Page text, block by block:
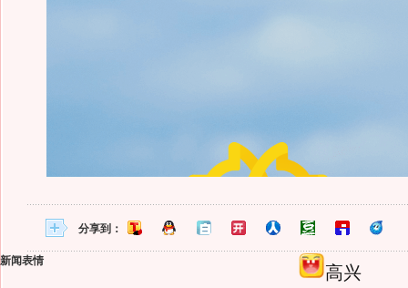
分享到：
新闻表情
高兴